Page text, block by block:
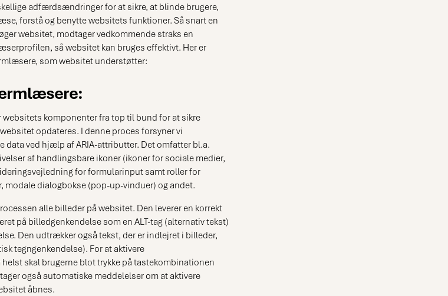
adfærdsændringer for at sikre, at blinde brugere,
forstå og benytte websitets funktioner. Så snart en
websitet, modtager vedkommende straks en
så websitet kan bruges effektivt. Her er
som websitet understøtter:
komponenter fra top til bund for at sikre
opdateres. I denne proces forsyner vi
ved hjælp af ARIA-attributter. Det omfatter bl.a.
af handlingsbare ikoner (ikoner for sociale medier,
for formularinput samt roller for
modale dialogbokse (pop-up-vinduer) og andet.
alle billeder på websitet. Den leverer en korrekt
på billedgenkendelse som en ALT-tag (alternativ tekst)
Den udtrækker også tekst, der er indlejret i billeder,
tegngenkendelse). For at aktivere
skal brugerne blot trykke på tastekombinationen
også automatiske meddelelser om at aktivere
åbnes.